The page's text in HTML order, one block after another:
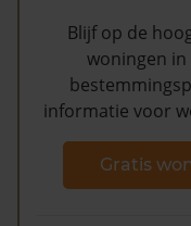
Blijf op de
woningen in
informatie voor
Gratis